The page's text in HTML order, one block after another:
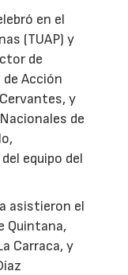
en el
(TUAP) y
de
Acción
y
de
equipo del
asistieron el
Quintana,
Carraca, y